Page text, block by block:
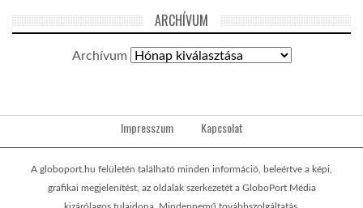
ARCHÍVUM
Archívum
Impresszum Kapcsolat
A globoport.hu felületén található minden információ, beleértve a képi,
grafikai megjelenítést, az oldalak szerkezetét a GloboPort Média